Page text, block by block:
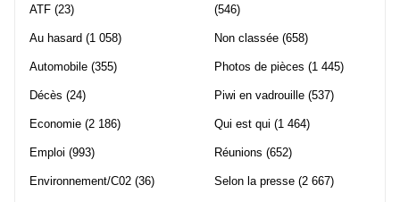
ATF (23)
Au hasard (1 058)
Automobile (355)
Décès (24)
Economie (2 186)
Emploi (993)
Environnement/C02 (36)
(546)
Non classée (658)
Photos de pièces (1 445)
Piwi en vadrouille (537)
Qui est qui (1 464)
Réunions (652)
Selon la presse (2 667)